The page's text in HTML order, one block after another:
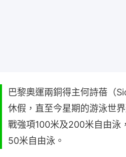
巴黎奧運兩銅得主何詩蓓（
休假，直至今星期的游泳世
戰強項100米及200米自由泳
50米自由泳。